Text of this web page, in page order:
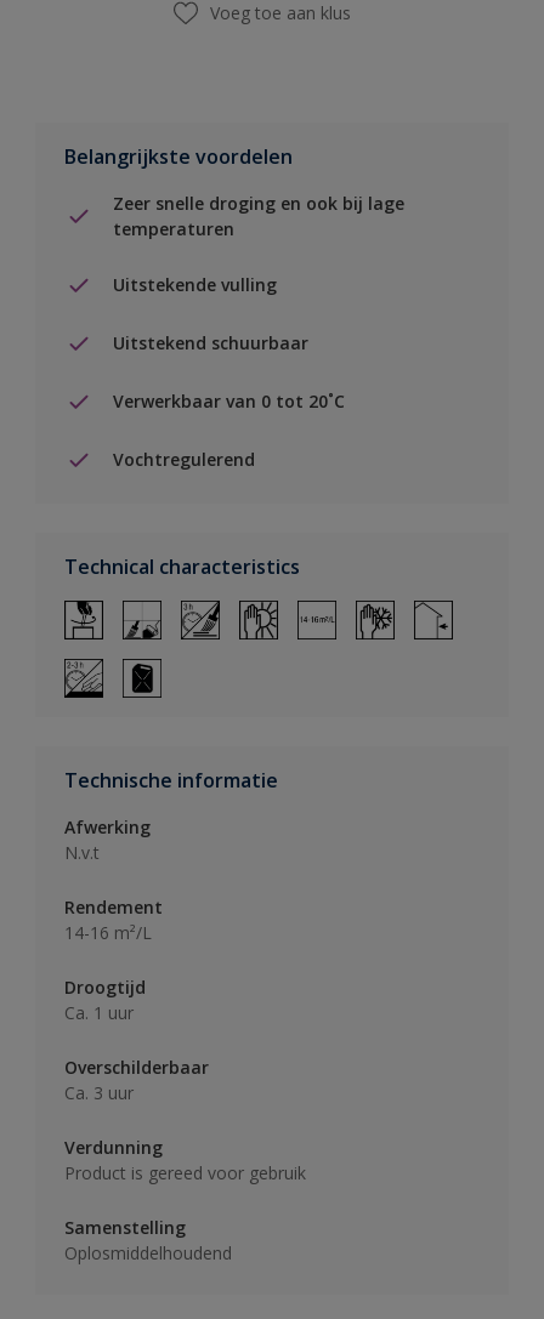
Voeg toe aan klus
Belangrijkste voordelen
Zeer snelle droging en ook bij lage
temperaturen
Uitstekende vulling
Uitstekend schuurbaar
Verwerkbaar van 0 tot 20˚C
Vochtregulerend
Technical characteristics
Technische informatie
Afwerking
N.v.t
Rendement
14-16 m²/L
Droogtijd
Ca. 1 uur
Overschilderbaar
Ca. 3 uur
Verdunning
Product is gereed voor gebruik
Samenstelling
Oplosmiddelhoudend